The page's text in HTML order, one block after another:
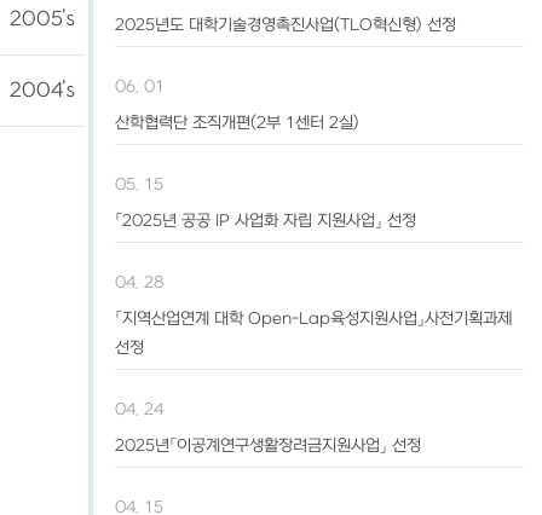
2005’s
2004’s
2025년도 대학기술경영촉진사업(TLO혁신형) 선정
06. 01
산학협력단 조직개편(2부 1센터 2실)
05. 15
「2025년 공공 IP 사업화 자립 지원사업」 선정
04. 28
「지역산업연계 대학 Open-Lap육성지원사업」사전기획과제
선정
04. 24
2025년「이공계연구생활장려금지원사업」 선정
04. 15